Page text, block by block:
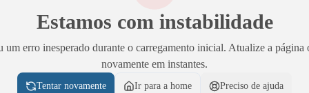
Estamos com instabilidade
um erro inesperado durante o carregamento inicial. Atualize a página
novamente em instantes.
Tentar novamente Ir para a home Preciso de ajuda